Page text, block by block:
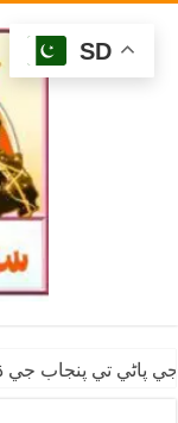
پاڻي تي پنجاب جي
SD